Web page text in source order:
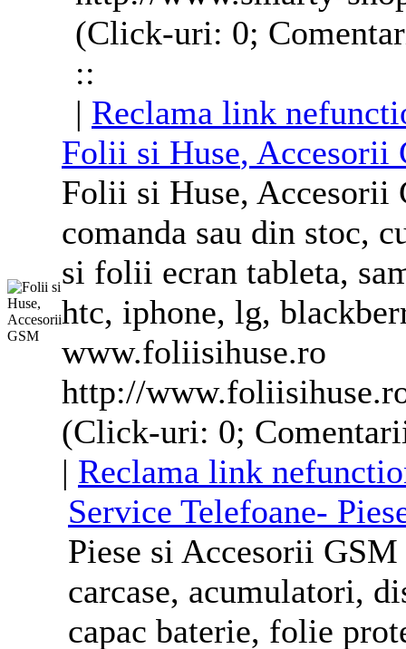
(Click-uri: 0;
::
| Reclama link
Folii si Huse, Accesorii
Folii si Huse, Accesorii
comanda sau din stoc,
si folii ecran tableta,
htc, iphone, lg,
www.foliisihuse.ro
http://
(Click-uri: 0;
| Reclama link
Service Telefoane-
Piese si Accesorii
carcase, acumulatori,
capac baterie, folie